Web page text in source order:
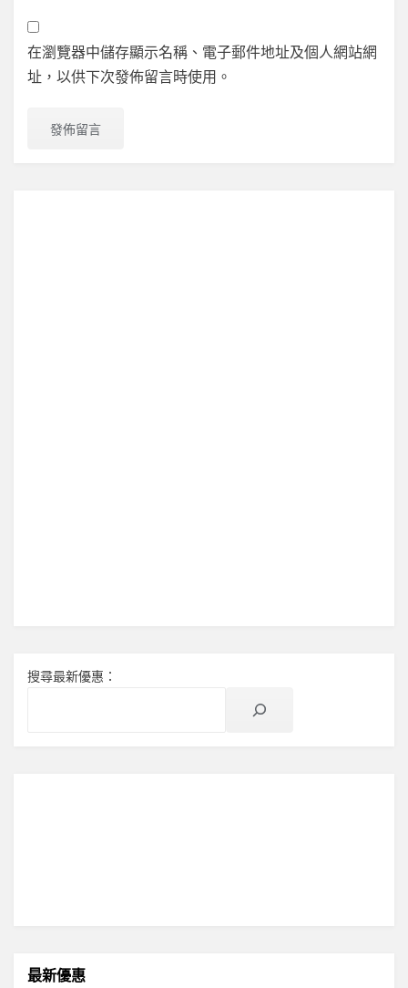
在瀏覽器中儲存顯示名稱、電子郵件地址及個人網站網
址，以供下次發佈留言時使用。
搜尋最新優惠：
最新優惠